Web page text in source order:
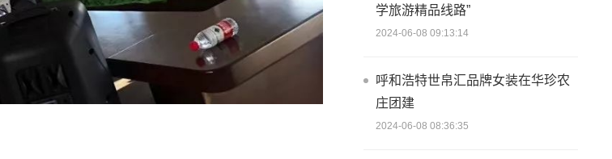
学旅游精品线路”
2024-06-08 09:13:14
呼和浩特世帛汇品牌女装在华珍农
庄团建
2024-06-08 08:36:35